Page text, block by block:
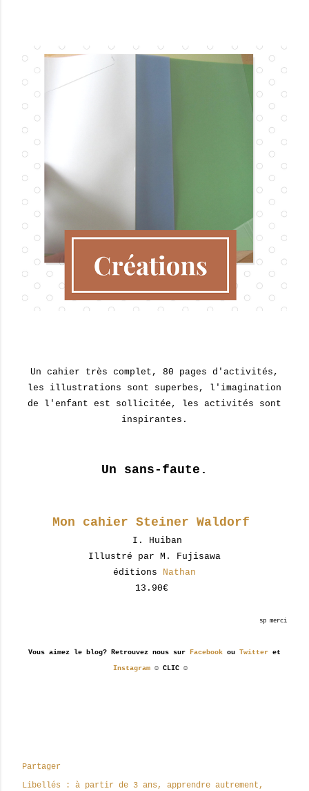
Un cahier très complet, 80 pages d'activités,
les illustrations sont superbes, l'imagination
de l'enfant est sollicitée, les activités sont
inspirantes.
Un sans-faute.
Mon cahier Steiner Waldorf
I. Huiban
Illustré par M. Fujisawa
éditions Nathan
13.90€
sp merci
Vous aimez le blog? Retrouvez nous sur Facebook ou Twitter et
Instagram ☺ CLIC ☺
Partager
Libellés :
à partir de 3 ans
apprendre autrement